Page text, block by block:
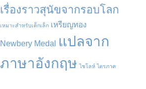
เรื่องราวสุนัขจากรอบโลก
เหมาะสำหรับเด็กเล็ก เหรียญทอง
Newbery Medal
แปลจาก
ภาษาอังกฤษ ไชโลห์ ไตรภาค